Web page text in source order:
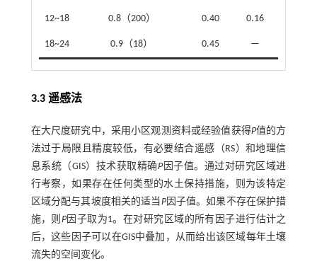
12~18 0.8（200） 0.40 0.16
18~24 0.9（18） 0.45 —
3.3 遥感法
在大尺度研究中，采用小区观测资料或经验值获得P值的方
法过于局限且精度较低，有必要结合遥感（RS）和地理信
息系统（GIS）技术获取精确P因子值。通过对研究区域进
行考察，如果存在任何类型的水土保持措施，则为该特定
区域分配与其坡度相关的适当P因子值。如果不存在保护措
施，则 P因子取为1。在对研究区域的所有因子进行估计之
后，这些因子可以在GIS中叠加，从而给出该区域每年土壤
流失的空间变化。